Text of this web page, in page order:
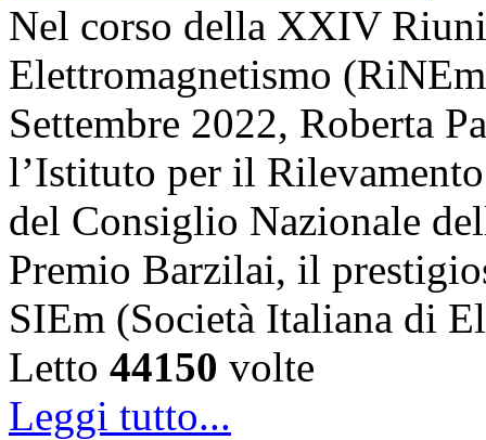
Nel corso della XXIV
Elettromagnetismo
Settembre 2022, Roberta
l’Istituto per il
del Consiglio Nazionale
Premio Barzilai, il
SIEm (Società Italiana di
Letto 44150 volte
Leggi tutto...